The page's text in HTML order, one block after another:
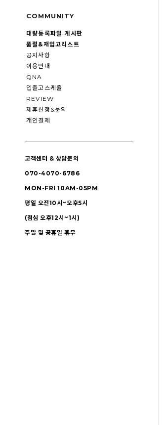
COMMUNITY
대량등록파일 게시판
품절&재입고리스트
공지사항
이용안내
QNA
입출고스케쥴
REVIEW
제휴신청&문의
개인결제
고객센터 & 상담문의
070-4070-6786
MON-FRI 10AM-05PM
평일 오전10시~오후5시
(점심 오후12시~1시)
주말 및 공휴일 휴무